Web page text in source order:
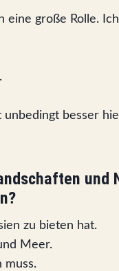
große Rolle.
besser
und
zu bieten hat.
Meer.
muss.